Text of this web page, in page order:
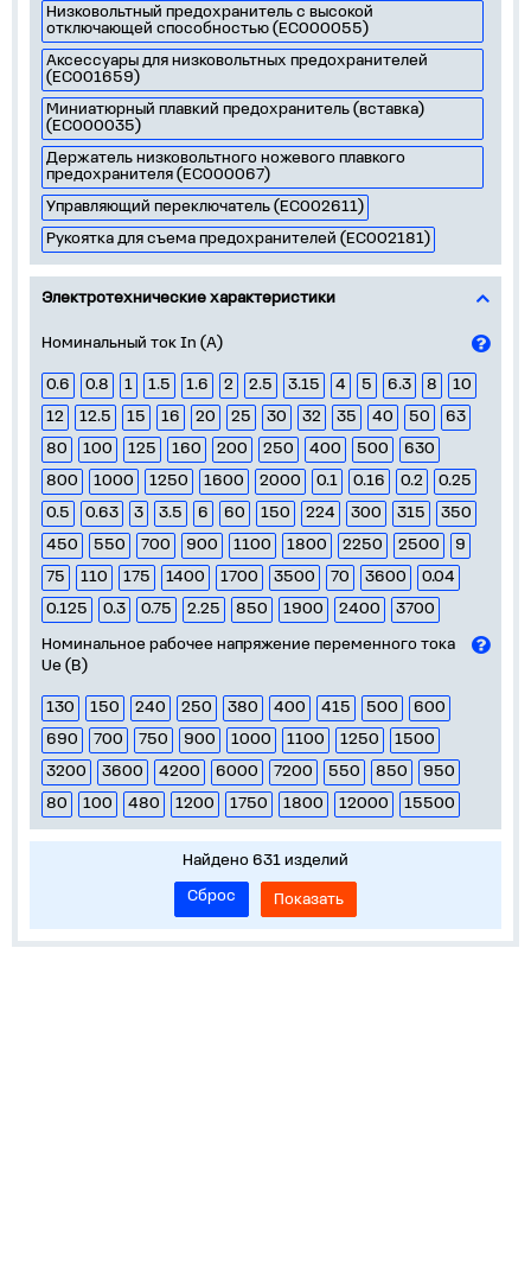
Низковольтный предохранитель с высокой
отключающей способностью (EC000055)
Аксессуары для низковольтных предохранителей
(EC001659)
Миниатюрный плавкий предохранитель (вставка)
(EC000035)
Держатель низковольтного ножевого плавкого
предохранителя (EC000067)
Управляющий переключатель (EC002611)
Рукоятка для съема предохранителей (EC002181)
Электротехнические характеристики
Номинальный ток In (А)
0.6 0.8 1 1.5 1.6 2 2.5 3.15 4 5 6.3 8
10
12
12.5 15 16 20 25 30 32 35 40 50
63
80
100 125 160 200 250 400 500
630
800
1000 1250 1600 2000 0.1 0.16 0.2
0.25
0.5
0.63 3 3.5 6 60 150 224 300 315
350
450
550 700 900 1100 1800 2250 2500
9
75
110 175 1400 1700 3500 70 3600
0.04
0.125
0.3 0.75 2.25 850 1900 2400
3700
Номинальное рабочее напряжение переменного тока
Ue (В)
130 150 240 250 380 400 415 500
600
690
700 750 900 1000 1100 1250
1500
3200
3600 4200 6000 7200 550 850
950
80
100 480 1200 1750 1800 12000 15500
Найдено 631 изделий
Сброс
Показать